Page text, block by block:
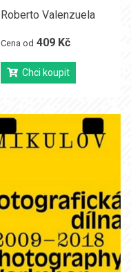
Roberto Valenzuela
Cena od 409 Kč
Chci koupit